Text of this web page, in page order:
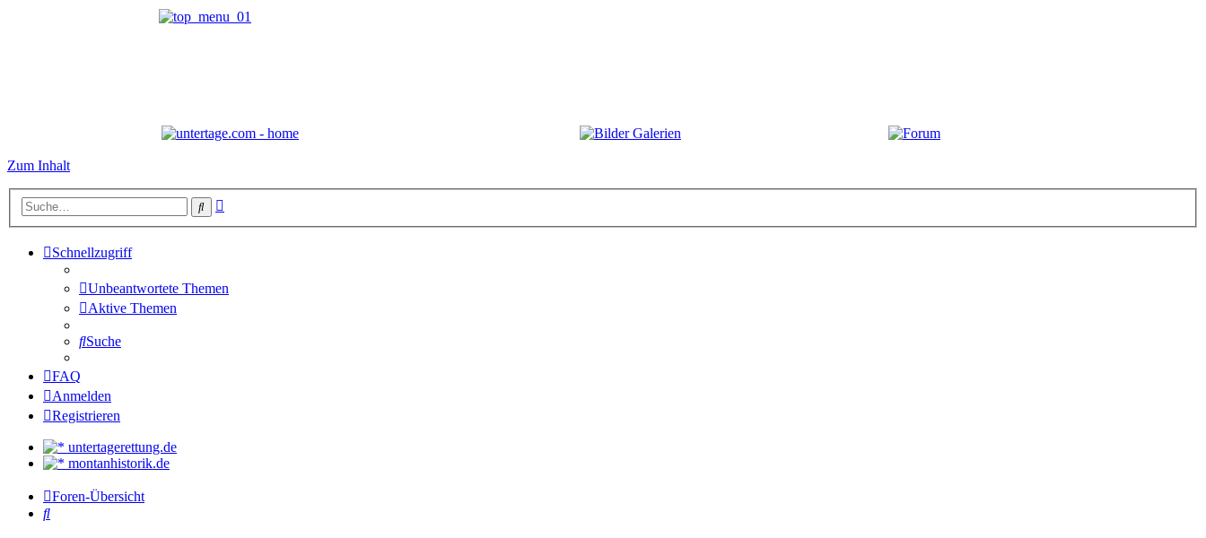
Zum Inhalt
Suche
Schnellzugriff
Unbeantwortete Themen
Aktive Themen
Suche
FAQ
Anmelden
Registrieren
untertagerettung.de
montanhistorik.de
Foren-Übersicht
Suche